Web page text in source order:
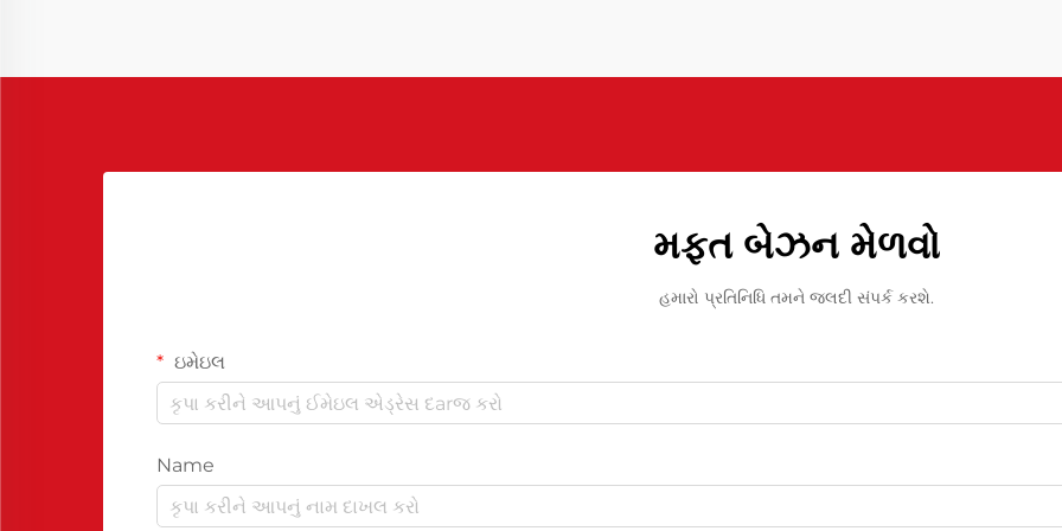
મફત બેઝન મેળવો
હમારો પ્રતિનિધિ તમને જલદી સંપર્ક કરશે.
ઇમેઇલ
Name